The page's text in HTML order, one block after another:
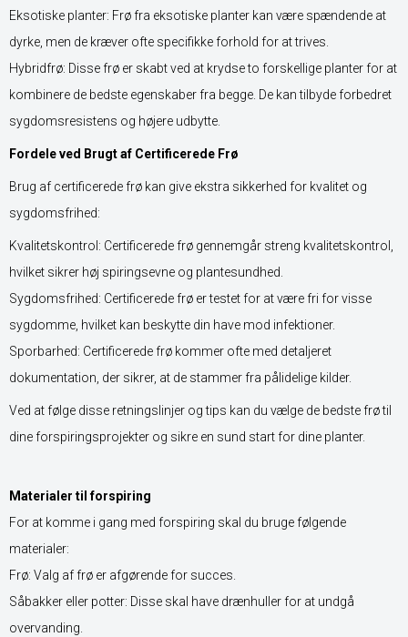
Eksotiske planter: Frø fra eksotiske planter kan være spændende at
dyrke, men de kræver ofte specifikke forhold for at trives.
Hybridfrø: Disse frø er skabt ved at krydse to forskellige planter for at
kombinere de bedste egenskaber fra begge. De kan tilbyde forbedret
sygdomsresistens og højere udbytte.
Fordele ved Brugt af Certificerede Frø
Brug af certificerede frø kan give ekstra sikkerhed for kvalitet og
sygdomsfrihed:
Kvalitetskontrol: Certificerede frø gennemgår streng kvalitetskontrol,
hvilket sikrer høj spiringsevne og plantesundhed.
Sygdomsfrihed: Certificerede frø er testet for at være fri for visse
sygdomme, hvilket kan beskytte din have mod infektioner.
Sporbarhed: Certificerede frø kommer ofte med detaljeret
dokumentation, der sikrer, at de stammer fra pålidelige kilder.
Ved at følge disse retningslinjer og tips kan du vælge de bedste frø til
dine forspiringsprojekter og sikre en sund start for dine planter.
Materialer til forspiring
For at komme i gang med forspiring skal du bruge følgende
materialer:
Frø: Valg af frø er afgørende for succes.
Såbakker eller potter: Disse skal have drænhuller for at undgå
overvanding.